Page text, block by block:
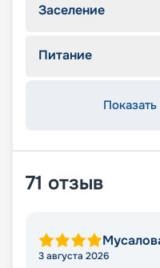
Заселение
Питание
71 отзыв
3 августа 2026